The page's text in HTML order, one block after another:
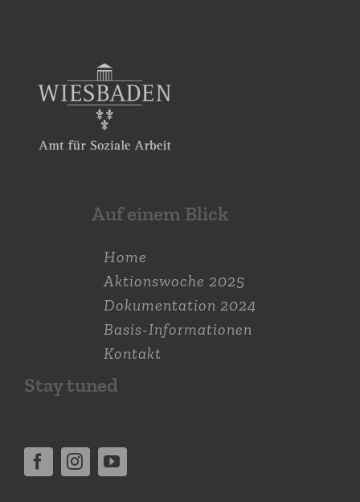
Auf einem Blick
Home
Aktions­woche 2025
Dokumen­tation 2024
Basis-Informationen
Kontakt
Stay tuned